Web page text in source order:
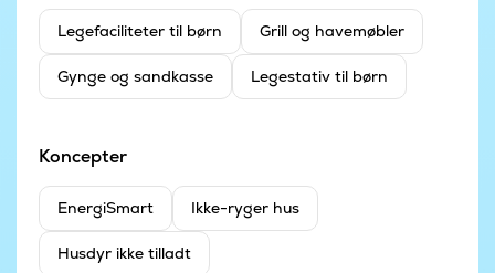
Legefaciliteter til børn Grill og havemøbler
Gynge og sandkasse Legestativ til børn
Koncepter
EnergiSmart Ikke-ryger hus
Husdyr ikke tilladt